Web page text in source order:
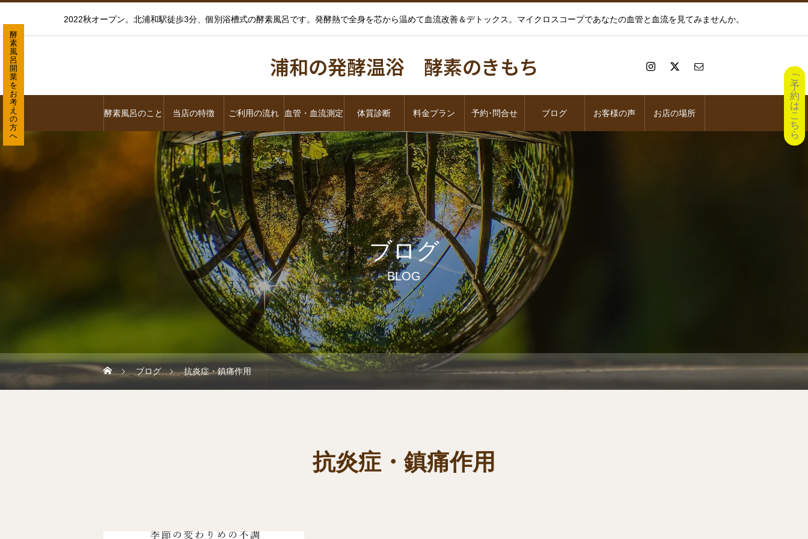
2022秋オープン。北浦和駅徒歩3分、個別浴槽式の酵素風呂です。発酵熱で全身を芯から温めて血流改善＆デトックス。マイクロスコープであなたの血管と血流を見てみませんか。
浦和の発酵温浴 酵素のきもち
酵素風呂のこと 当店の特徴 ご利用の流れ 血管・血流測定 体質診断 料金プラン 予約･問合せ ブログ お客様の声 お店の場所
ブログ
BLOG
ブログ 抗炎症・鎮痛作用
抗炎症・鎮痛作用
ご
予
約
は
こ
ち
ら
酵
素
風
呂
開
業
を
お
考
え
の
方
へ